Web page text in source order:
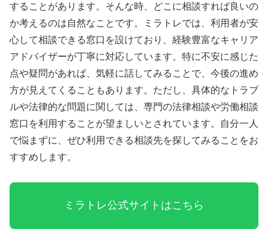
することがあります。そんな時、どこに相談すれば良いの
か考えるのは自然なことです。ミラトレでは、利用者が安
心して相談できる窓口を設けており、経験豊富なキャリア
アドバイザーが丁寧に対応しています。特に不安に感じた
点や疑問があれば、気軽に話してみることで、今後の進め
方が見えてくることもあります。ただし、具体的なトラブ
ルや法律的な問題に関しては、専門の法律相談や労働相談
窓口を利用することが望ましいとされています。自分一人
で悩まずに、ぜひ利用できる相談先を探してみることをお
すすめします。
ミラトレ公式サイトはこちら